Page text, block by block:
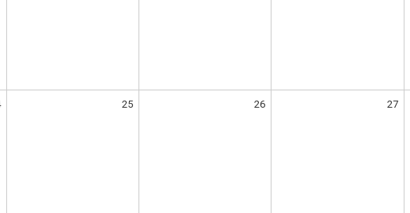
25 26 27